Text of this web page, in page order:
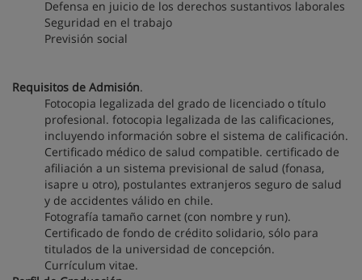
Defensa en juicio de los derechos sustantivos laborales
Seguridad en el trabajo
Previsión social
Requisitos de Admisión.
Fotocopia legalizada del grado de licenciado o título
profesional. fotocopia legalizada de las calificaciones,
incluyendo información sobre el sistema de calificación.
Certificado médico de salud compatible. certificado de
afiliación a un sistema previsional de salud (fonasa,
isapre u otro), postulantes extranjeros seguro de salud
y de accidentes válido en chile.
Fotografía tamaño carnet (con nombre y run).
Certificado de fondo de crédito solidario, sólo para
titulados de la universidad de concepción.
Currículum vitae.